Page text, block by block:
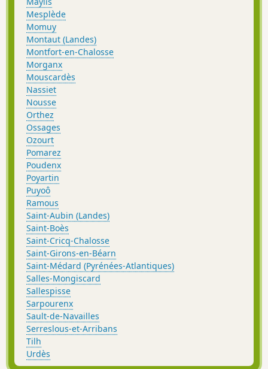
Mesplède
Momuy
Montaut (Landes)
Montfort-en-Chalosse
Morganx
Mouscardès
Nassiet
Nousse
Orthez
Ossages
Ozourt
Pomarez
Poudenx
Poyartin
Puyoô
Ramous
Saint-Aubin (Landes)
Saint-Boès
Saint-Cricq-Chalosse
Saint-Girons-en-Béarn
Saint-Médard (Pyrénées-Atlantiques)
Salles-Mongiscard
Sallespisse
Sarpourenx
Sault-de-Navailles
Serreslous-et-Arribans
Tilh
Urdès